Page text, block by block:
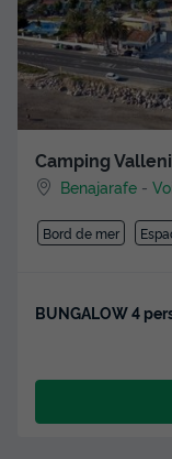
Camping
Benajarafe -
Bord de mer
BUNGALOW 4